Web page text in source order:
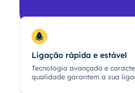
Ligação rápida e estável
Tecnologia avançada e
qualidade garantem a sua